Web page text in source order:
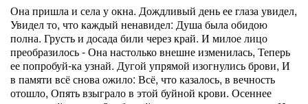
Она пришла и села у окна. Дождливый день ее глаза увидел,
Увидел то, что каждый ненавидел: Душа была обидою
полна. Грусть и досада били через край. И милое лицо
преобразилось - Она настолько внешне изменилась, Теперь
ее попробуй-ка узнай. Дугой упрямой изогнулись брови, И
в памяти всё снова ожило: Всё, что казалось, в вечность
отошло, Опять взыграло в этой буйной крови. Осеннее